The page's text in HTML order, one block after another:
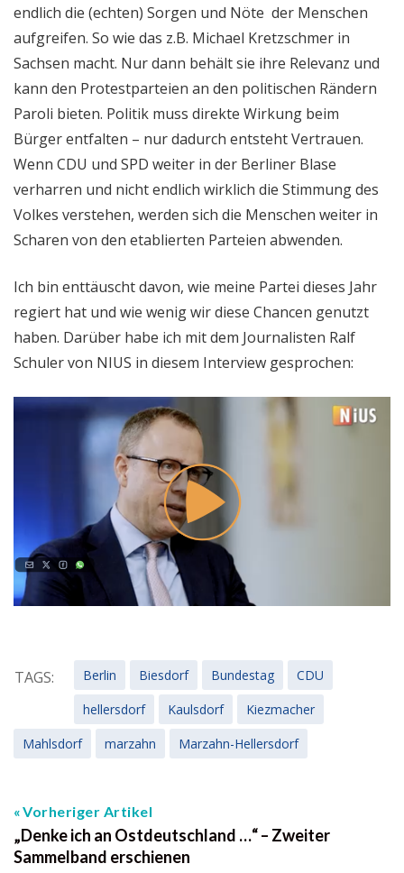
endlich die (echten) Sorgen und Nöte der Menschen
aufgreifen. So wie das z.B. Michael Kretzschmer in
Sachsen macht. Nur dann behält sie ihre Relevanz und
kann den Protestparteien an den politischen Rändern
Paroli bieten. Politik muss direkte Wirkung beim
Bürger entfalten – nur dadurch entsteht Vertrauen.
Wenn CDU und SPD weiter in der Berliner Blase
verharren und nicht endlich wirklich die Stimmung des
Volkes verstehen, werden sich die Menschen weiter in
Scharen von den etablierten Parteien abwenden.
Ich bin enttäuscht davon, wie meine Partei dieses Jahr
regiert hat und wie wenig wir diese Chancen genutzt
haben. Darüber habe ich mit dem Journalisten Ralf
Schuler von NIUS in diesem Interview gesprochen:
TAGS: Berlin Biesdorf Bundestag
CDU
hellersdorf
Kaulsdorf
Kiezmacher
Mahlsdorf
marzahn Marzahn-Hellersdorf
Vorheriger Artikel
„Denke ich an Ostdeutschland …“ – Zweiter
Sammelband erschienen